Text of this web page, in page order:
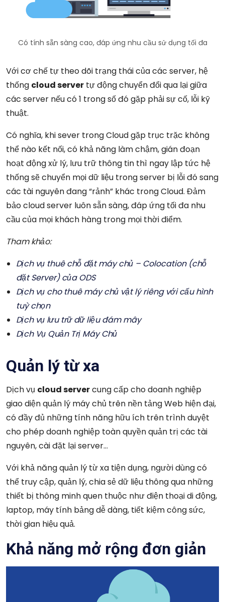
Có tính sẵn sàng cao, đáp ứng nhu cầu sử dụng tối đa
Với cơ chế tự theo dõi trạng thái của các server, hệ
thống cloud server tự động chuyển đổi qua lại giữa
các server nếu có 1 trong số đó gặp phải sự cố, lỗi kỹ
thuật.
Có nghĩa, khi sever trong Cloud gặp trục trặc không
thể nào kết nối, có khả năng làm chậm, gián đoạn
hoạt động xử lý, lưu trữ thông tin thì ngay lập tức hệ
thống sẽ chuyển mọi dữ liệu trong server bị lỗi đó sang
các tài nguyên đang “rảnh” khác trong Cloud. Đảm
bảo cloud server luôn sẵn sàng, đáp ứng tối đa nhu
cầu của mọi khách hàng trong mọi thời điểm.
Tham khảo:
Dịch vụ thuê chỗ đặt máy chủ – Colocation (chỗ
đặt Server) của ODS
Dịch vụ cho thuê máy chủ vật lý riêng với cấu hình
tuỳ chọn
Dịch vụ lưu trữ dữ liệu đám mây
Dịch Vụ Quản Trị Máy Chủ
Quản lý từ xa
Dịch vụ cloud servercung cấp cho doanh nghiệp
giao diện quản lý máy chủ trên nền tảng Web hiện đại,
có đầy đủ những tính năng hữu ích trên trình duyệt
cho phép doanh nghiệp toàn quyền quản trị các tài
nguyên, cài đặt lại server…
Với khả năng quản lý từ xa tiện dụng, người dùng có
thể truy cập, quản lý, chia sẻ dữ liệu thông qua những
thiết bị thông minh quen thuộc như điện thoại di động,
laptop, máy tính bảng dễ dàng, tiết kiệm công sức,
thời gian hiệu quả.
Khả năng mở rộng đơn giản